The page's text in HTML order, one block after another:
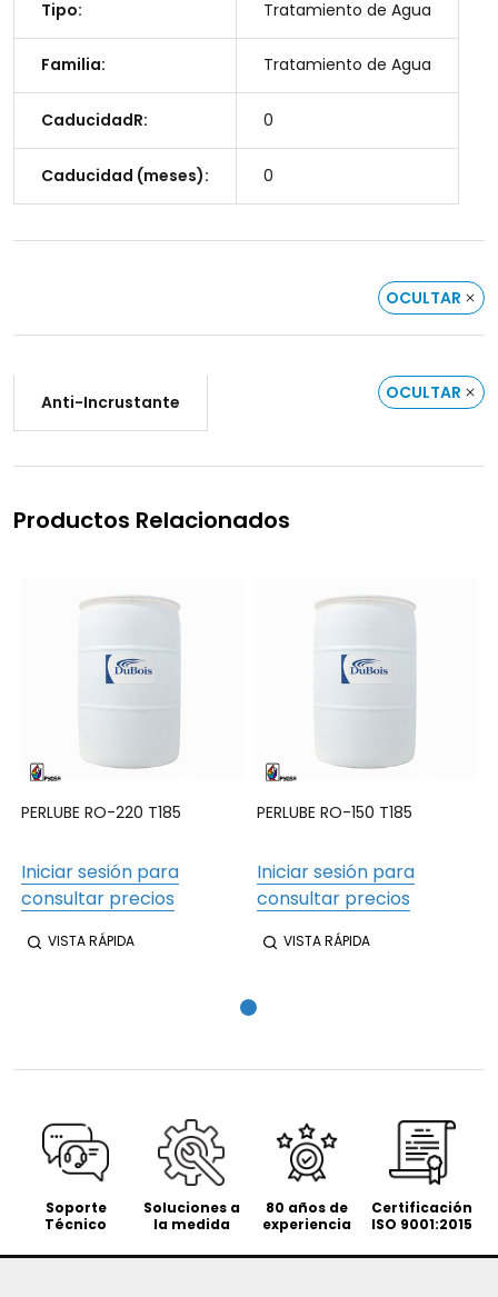
Tipo: Tratamiento de Agua
Familia: Tratamiento de Agua
CaducidadR: 0
Caducidad (meses): 0
OCULTAR
OCULTAR
Anti-Incrustante
Productos Relacionados
PERLUBE RO-220 T185
Iniciar sesión para
consultar precios
VISTA RÁPIDA
PERLUBE RO-150 T185
Iniciar sesión para
consultar precios
VISTA RÁPIDA
Soporte
Técnico
Soluciones a
la medida
80 años de
experiencia
Certificación
ISO 9001:2015